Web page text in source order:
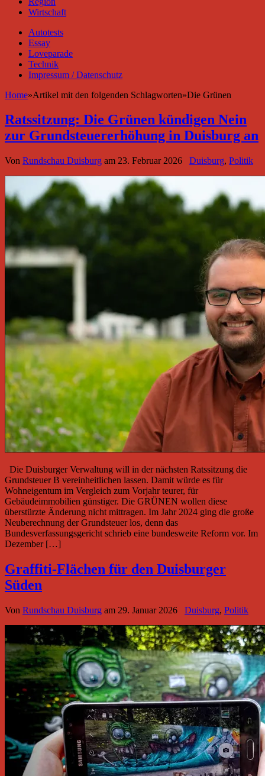
Wirtschaft
Autotests
Essay
Loveparade
Technik
Impressum / Datenschutz
Home»Artikel mit den folgenden Schlagworten»Die Grünen
Ratssitzung: Die Grünen kündigen Nein
zur Grundsteuererhöhung in Duisburg an
Von Rundschau Duisburg am 23. Februar 2026 Duisburg, Politik
Die Duisburger Verwaltung will in der nächsten Ratssitzung die
Grundsteuer B vereinheitlichen lassen. Damit würde es für
Wohneigentum im Vergleich zum Vorjahr teurer, für
Gebäudeimmobilien günstiger. Die GRÜNEN wollen diese
überstürzte Änderung nicht mittragen. Im Jahr 2024 ging die große
Neuberechnung der Grundsteuer los, denn das
Bundesverfassungsgericht schrieb eine bundesweite Reform vor. Im
Dezember […]
Graffiti-Flächen für den Duisburger
Süden
Von Rundschau Duisburg am 29. Januar 2026 Duisburg, Politik